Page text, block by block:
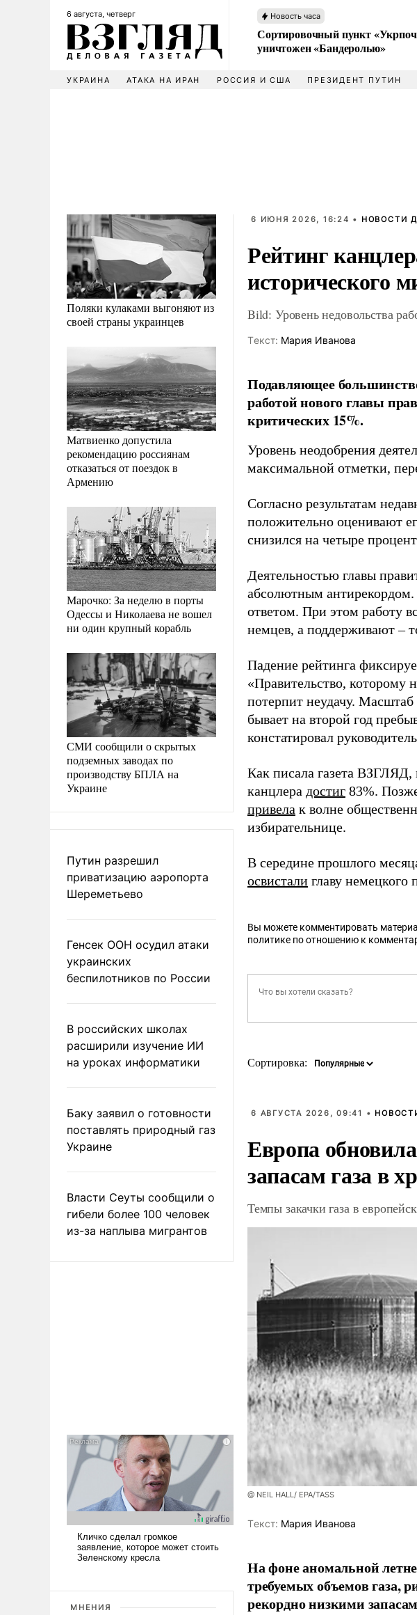
6 августа, четверг Новость часа
Сортировочный пункт
уничтожен «Бандеролью»
УКРАИНА АТАКА НА ИРАН РОССИЯ И США ПРЕЗИДЕНТ ПУТИН
Поляки кулаками выгоняют из
своей страны украинцев
Матвиенко допустила
рекомендацию россиянам
отказаться от поездок в
Армению
Марочко: За неделю в порты
Одессы и Николаева не вошел
ни один крупный корабль
СМИ сообщили о скрытых
подземных заводах по
производству БПЛА на
Украине
Путин разрешил
приватизацию аэропорта
Шереметьево
Генсек ООН осудил атаки
украинских
беспилотников по России
В российских школах
расширили изучение ИИ
на уроках информатики
Баку заявил о готовности
поставлять природный газ
Украине
Власти Сеуты сообщили о
гибели более 100 человек
из-за наплыва мигрантов
МНЕНИЯ
6 ИЮНЯ 2026, 16:24 • НОВОСТИ
Рейтинг
исторического
Bild: Уровень недовольства
Tекст: Мария Иванова
Подавляющее
работой нового главы
критических 15%.
Уровень неодобрения
максимальной отметки,
Согласно результатам
положительно оценивают
снизился на четыре
Деятельностью главы
абсолютным антирекордом.
ответом. При этом работу
немцев, а поддерживают –
Падение рейтинга
«Правительство, которому
потерпит неудачу. Масштаб
бывает на второй год
констатировал
Как писала газета ВЗГЛЯД,
канцлера достиг 83%.
привела к волне
избирательнице.
В середине прошлого
освистали главу немецкого
Вы можете комментировать
политике по отношению к
Сортировка:
6 АВГУСТА 2026, 09:41 •
Европа
запасам газа в
Темпы закачки газа в
@ NEIL HALL/ EPA/TASS
Tекст: Мария Иванова
На фоне аномальной
требуемых объемов газа,
рекордно низкими